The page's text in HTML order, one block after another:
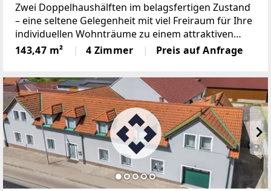
Zwei Doppelhaushälften im belagsfertigen Zustand
– eine seltene Gelegenheit mit viel Freiraum für Ihre
individuellen Wohnträume zu einem attraktiven
Preis.Wenn Sie auf der Suche nach einem modernen
Zuhause sind, in dem Sie Ihre eigenen Vorstellungen
143,47 m² 4 Zimmer Preis auf Anfrage